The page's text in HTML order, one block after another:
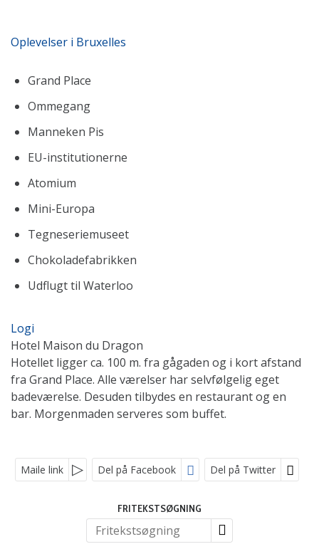
Oplevelser i Bruxelles
Grand Place
Ommegang
Manneken Pis
EU-institutionerne
Atomium
Mini-Europa
Tegneseriemuseet
Chokoladefabrikken
Udflugt til Waterloo
Logi
Hotel Maison du Dragon
Hotellet ligger ca. 100 m. fra gågaden og i kort afstand
fra Grand Place. Alle værelser har selvfølgelig eget
badeværelse. Desuden tilbydes en restaurant og en
bar. Morgenmaden serveres som buffet.
KONTAKT OS
E-mail: info@orslevrejser.dk
Maile link Del på Facebook Del på Twitter
FRITEKSTSØGNING